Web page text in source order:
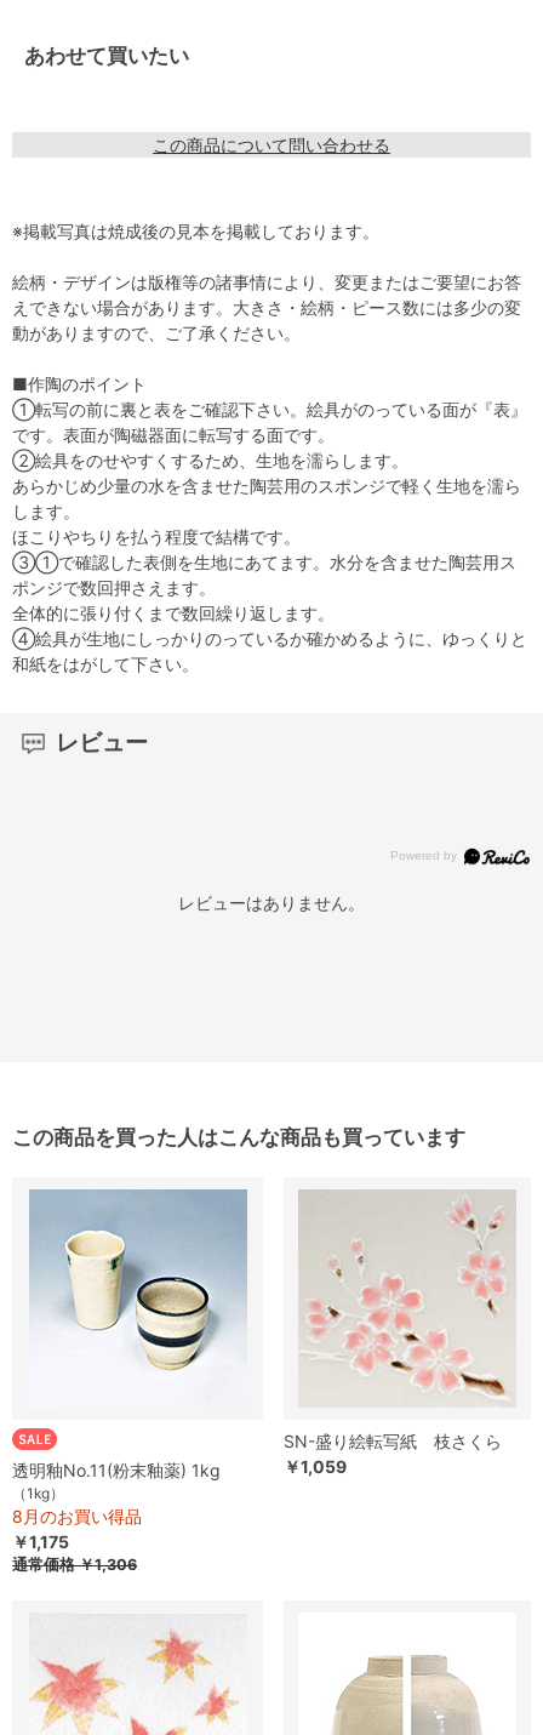
あわせて買いたい
この商品について問い合わせる
※掲載写真は焼成後の見本を掲載しております。
絵柄・デザインは版権等の諸事情により、変更またはご要望にお答
えできない場合があります。大きさ・絵柄・ピース数には多少の変
動がありますので、ご了承ください。
■作陶のポイント
①転写の前に裏と表をご確認下さい。絵具がのっている面が『表』
です。表面が陶磁器面に転写する面です。
②絵具をのせやすくするため、生地を濡らします。
あらかじめ少量の水を含ませた陶芸用のスポンジで軽く生地を濡ら
します。
ほこりやちりを払う程度で結構です。
③①で確認した表側を生地にあてます。水分を含ませた陶芸用ス
ポンジで数回押さえます。
全体的に張り付くまで数回繰り返します。
④絵具が生地にしっかりのっているか確かめるように、ゆっくりと
和紙をはがして下さい。
レビュー
レビューはありません。
この商品を買った人はこんな商品も買っています
透明釉No.11(粉末釉薬) 1kg
（1kg）
8月のお買い得品
￥1,175
通常価格￥1,306
SN-盛り絵転写紙 枝さくら
￥1,059